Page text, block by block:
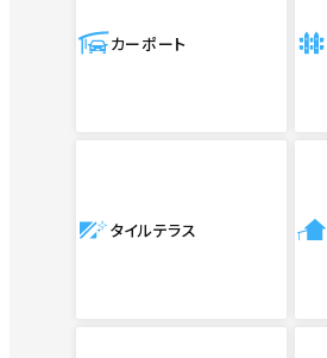
カーポート
タイルテラス